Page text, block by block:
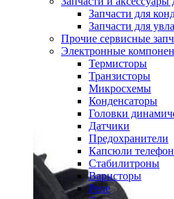
Запчасти для
Запчасти для
Прочие сервисные
Электронные
Термисторы
Транзисторы
Микросхемы
Конденсаторы
Головки
Датчики
Предохранители
Капсюли
Стабилитроны
Варисторы
Реле